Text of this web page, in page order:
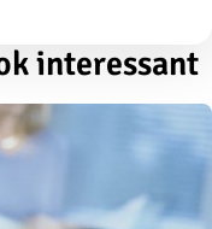
interessant